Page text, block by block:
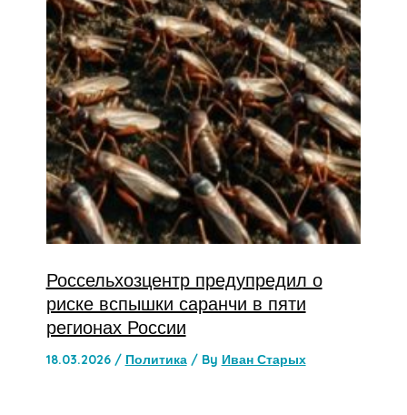
Россельхозцентр предупредил о
риске вспышки саранчи в пяти
регионах России
18.03.2026 / Политика/ By Иван Старых